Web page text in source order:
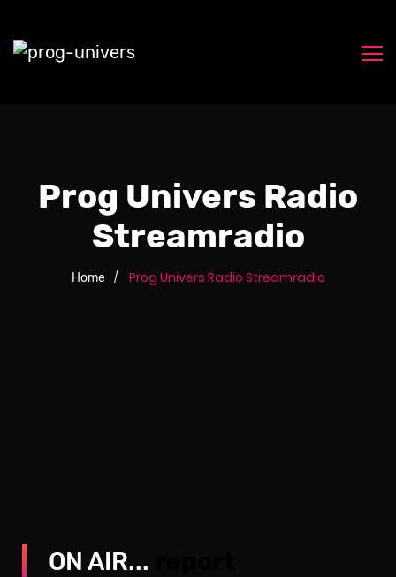
Prog Univers Radio
Streamradio
Home Prog Univers Radio Streamradio
ON AIR...